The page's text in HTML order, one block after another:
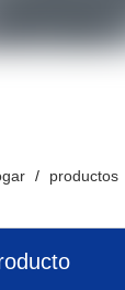
/ productos